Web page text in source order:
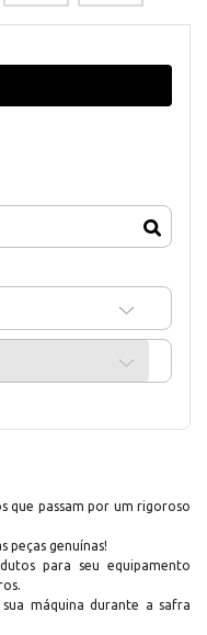
que passam por um rigoroso
peças genuínas!
para seu equipamento
máquina durante a safra